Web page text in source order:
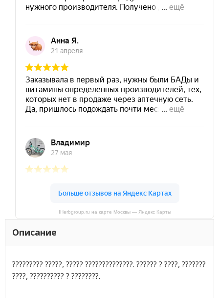
IHerbgroup.ru на карте Москвы — Яндекс Карты
Описание
????????? ?????, ????? ??????????????. ?????? ? ????, ???????
????, ?????????? ? ????????.